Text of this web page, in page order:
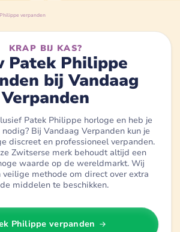
verpanden
KRAP BIJ KAS?
Patek Philippe
bij Vandaag
Verpanden
Patek Philippe horloge en heb je
Bij Vandaag Verpanden kun je
discreet en professioneel verpanden.
Zwitserse merk behoudt altijd een
waarde op de wereldmarkt. Wij
veilige methode om direct over extra
middelen te beschikken.
Philippe verpanden